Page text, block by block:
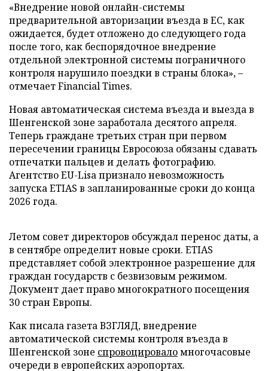
«Внедрение новой онлайн-системы
предварительной авторизации въезда в ЕС, как
ожидается, будет отложено до следующего года
после того, как беспорядочное внедрение
отдельной электронной системы пограничного
контроля нарушило поездки в страны блока», –
отмечает Financial Times.
Новая автоматическая система въезда и выезда в
Шенгенской зоне заработала десятого апреля.
Теперь граждане третьих стран при первом
пересечении границы Евросоюза обязаны сдавать
отпечатки пальцев и делать фотографию.
Агентство EU-Lisa признало невозможность
запуска ETIAS в запланированные сроки до конца
2026 года.
Летом совет директоров обсуждал перенос даты, а
в сентябре определит новые сроки. ETIAS
представляет собой электронное разрешение для
граждан государств с безвизовым режимом.
Документ дает право многократного посещения
30 стран Европы.
Как писала газета ВЗГЛЯД, внедрение
автоматической системы контроля въезда в
Шенгенской зоне спровоцироваломногочасовые
очереди в европейских аэропортах.